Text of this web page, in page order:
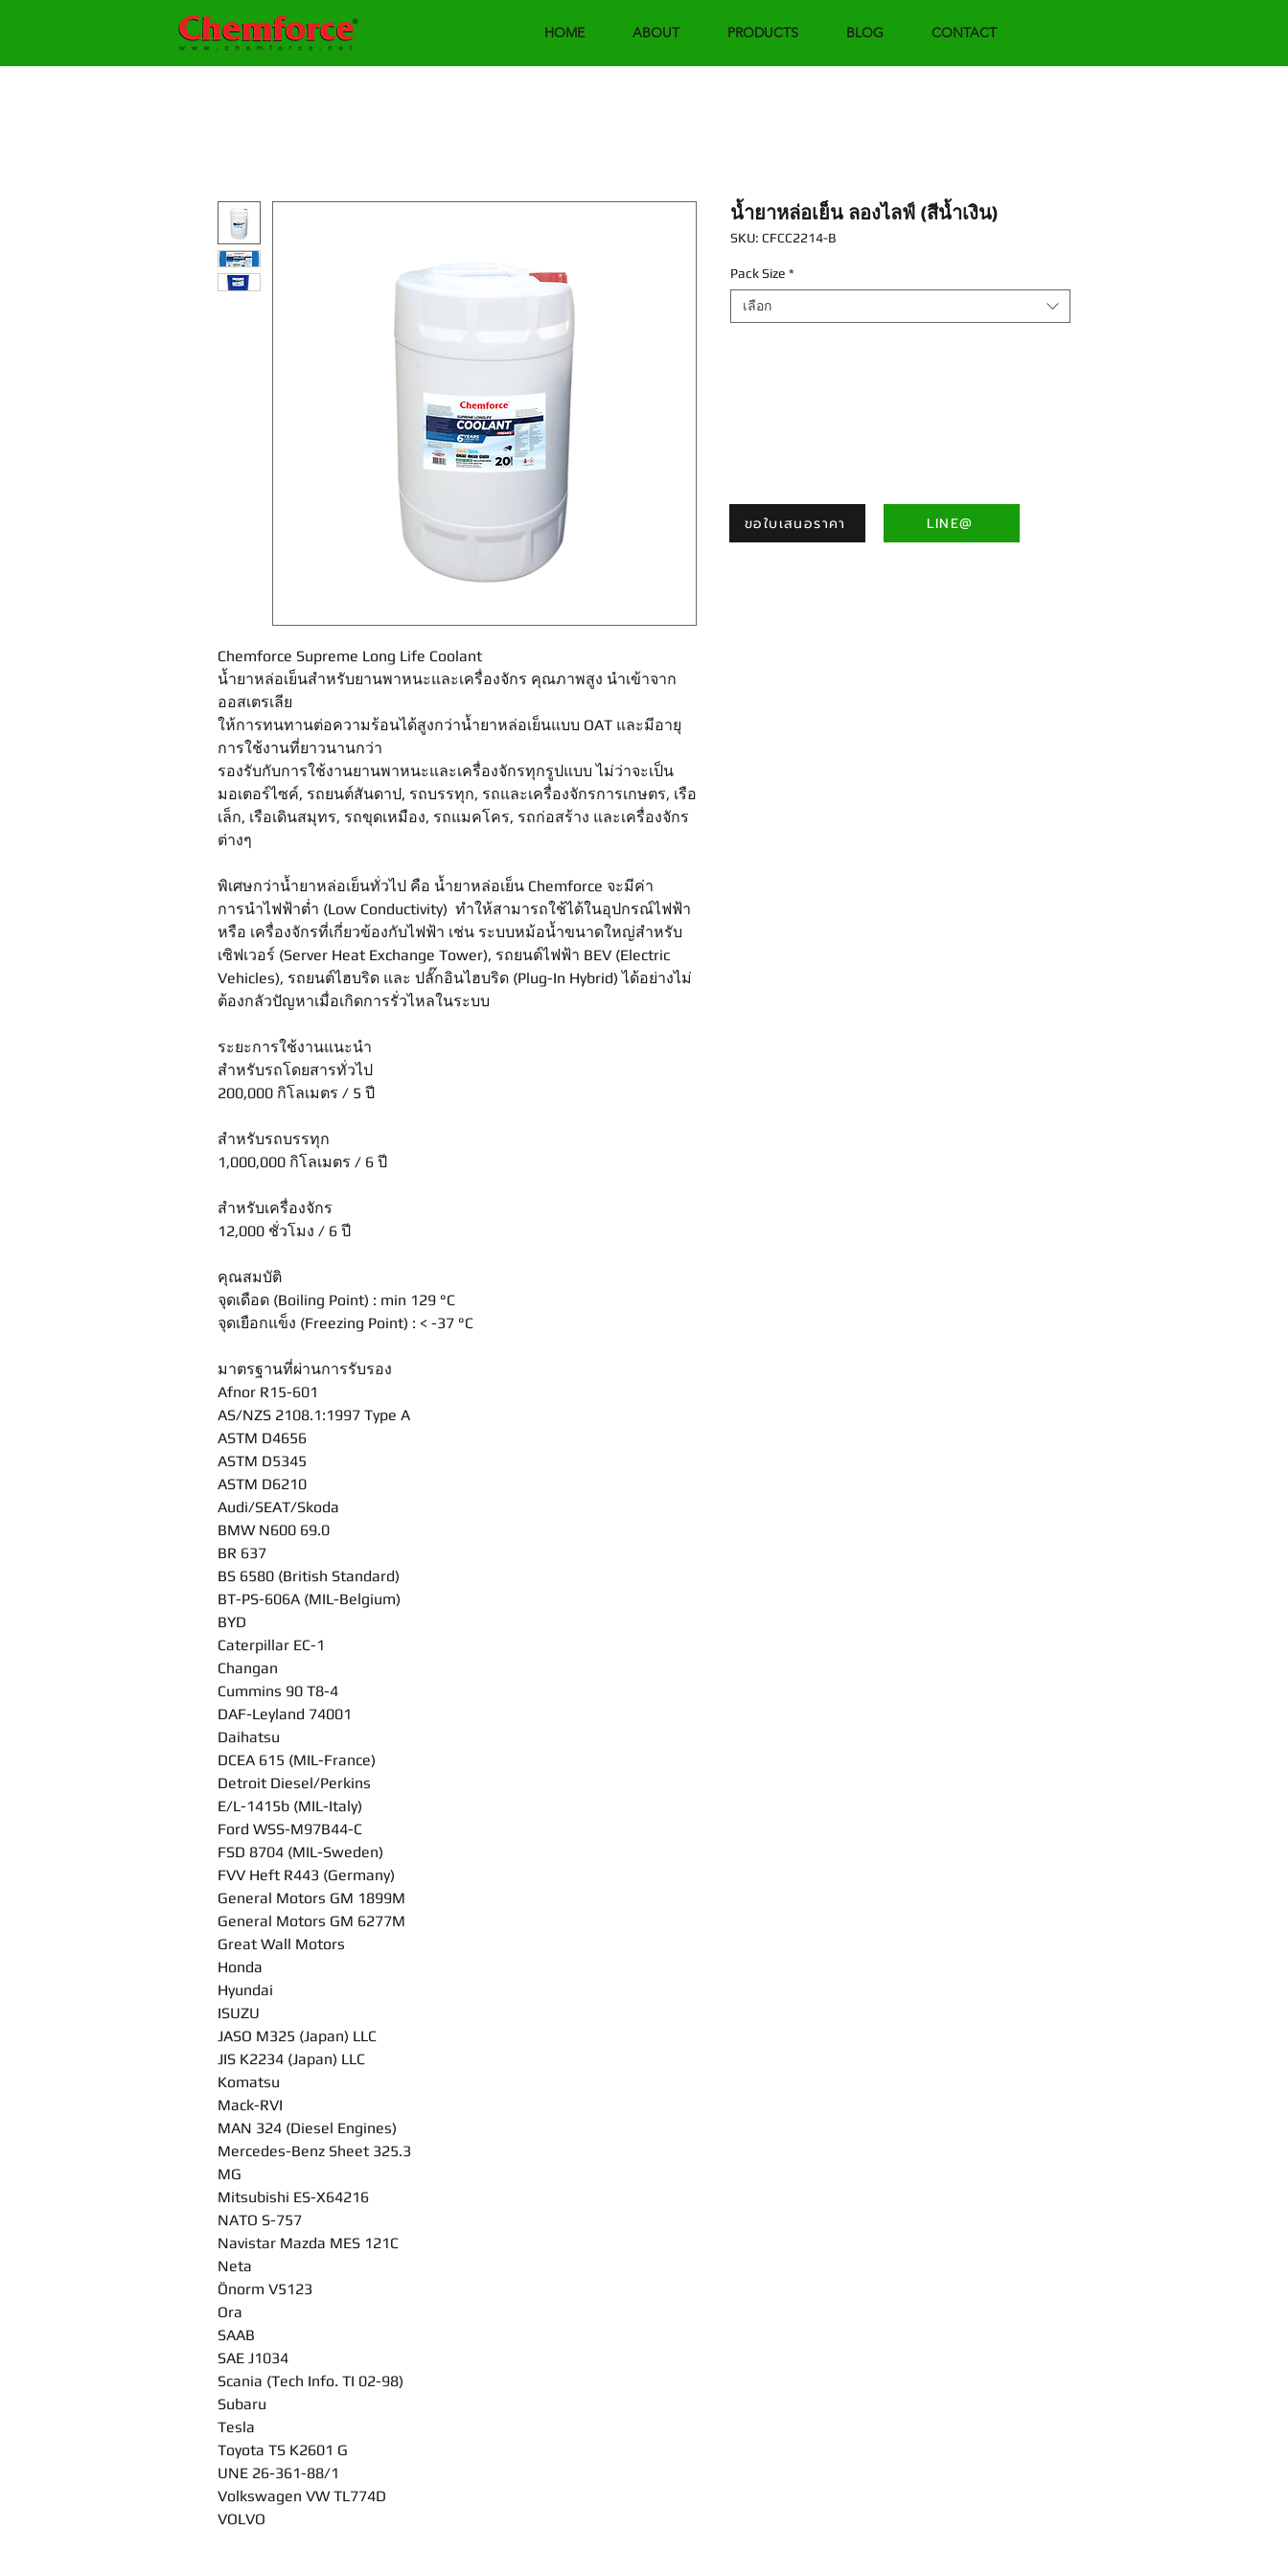
HOME ABOUT PRODUCTS BLOG CONTACT
Chemforce Supreme Long Life Coolant
น้ำยาหล่อเย็นสำหรับยานพาหนะและเครื่องจักร คุณภาพสูง นำเข้าจาก
ออสเตรเลีย
ให้การทนทานต่อความร้อนได้สูงกว่าน้ำยาหล่อเย็นแบบ OAT และมีอายุ
การใช้งานที่ยาวนานกว่า
รองรับกับการใช้งานยานพาหนะและเครื่องจักรทุกรูปแบบ ไม่ว่าจะเป็น
มอเตอร์ไซค์, รถยนต์สันดาป, รถบรรทุก, รถและเครื่องจักรการเกษตร, เรือ
เล็ก, เรือเดินสมุทร, รถขุดเหมือง, รถแมคโคร, รถก่อสร้าง และเครื่องจักร
ต่างๆ
พิเศษกว่าน้ำยาหล่อเย็นทั่วไป คือ น้ำยาหล่อเย็น Chemforce จะมีค่า
การนำไฟฟ้าต่ำ (Low Conductivity) ทำให้สามารถใช้ได้ในอุปกรณ์ไฟฟ้า
หรือ เครื่องจักรที่เกี่ยวข้องกับไฟฟ้า เช่น ระบบหม้อน้ำขนาดใหญ่สำหรับ
เซิฟเวอร์ (Server Heat Exchange Tower), รถยนต์ไฟฟ้า BEV (Electric
Vehicles), รถยนต์ไฮบริด และ ปลั๊กอินไฮบริด (Plug-In Hybrid) ได้อย่างไม่
ต้องกลัวปัญหาเมื่อเกิดการรั่วไหลในระบบ
ระยะการใช้งานแนะนำ
สำหรับรถโดยสารทั่วไป
200,000 กิโลเมตร / 5 ปี
สำหรับรถบรรทุก
1,000,000 กิโลเมตร / 6 ปี
สำหรับเครื่องจักร
12,000 ชั่วโมง / 6 ปี
คุณสมบัติ
จุดเดือด (Boiling Point) : min 129 °C
จุดเยือกแข็ง (Freezing Point) : < -37 °C
มาตรฐานที่ผ่านการรับรอง
Afnor R15-601
AS/NZS 2108.1:1997 Type A
ASTM D4656
ASTM D5345
ASTM D6210
Audi/SEAT/Skoda
BMW N600 69.0
BR 637
BS 6580 (British Standard)
BT-PS-606A (MIL-Belgium)
BYD
Caterpillar EC-1
Changan
Cummins 90 T8-4
DAF-Leyland 74001
Daihatsu
DCEA 615 (MIL-France)
Detroit Diesel/Perkins
E/L-1415b (MIL-Italy)
Ford WSS-M97B44-C
FSD 8704 (MIL-Sweden)
FVV Heft R443 (Germany)
General Motors GM 1899M
General Motors GM 6277M
Great Wall Motors
Honda
Hyundai
ISUZU
JASO M325 (Japan) LLC
JIS K2234 (Japan) LLC
Komatsu
Mack-RVI
MAN 324 (Diesel Engines)
Mercedes-Benz Sheet 325.3
MG
Mitsubishi ES-X64216
NATO S-757
Navistar Mazda MES 121C
Neta
Önorm V5123
Ora
SAAB
SAE J1034
Scania (Tech Info. TI 02-98)
Subaru
Tesla
Toyota TS K2601 G
UNE 26-361-88/1
Volkswagen VW TL774D
VOLVO
น้ำยาหล่อเย็น ลองไลฟ์ (สีน้ำเงิน)
SKU: CFCC2214-B
Pack Size *
เลือก
ขอใบเสนอราคา LINE@